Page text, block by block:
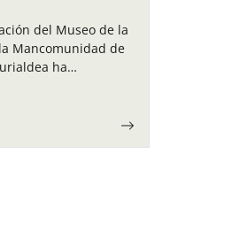
del Museo de la
Mancomunidad de
ha